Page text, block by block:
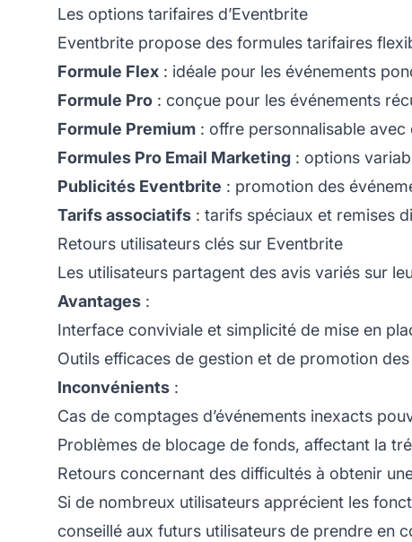
Les options tarifaires d’Eventbrite
Eventbrite propose des formules tarifaires
Formule Flex : idéale pour les événements
Formule Pro : conçue pour les événements
Formule Premium : offre personnalisable
Formules Pro Email Marketing : options
Publicités Eventbrite : promotion des
Tarifs associatifs : tarifs spéciaux et remises
Retours utilisateurs clés sur Eventbrite
Les utilisateurs partagent des avis variés sur
Avantages :
Interface conviviale et simplicité de mise en
Outils efficaces de gestion et de promotion
Inconvénients :
Cas de comptages d’événements inexacts
Problèmes de blocage de fonds, affectant la
Retours concernant des difficultés à obtenir
Si de nombreux utilisateurs apprécient les
conseillé aux futurs utilisateurs de prendre en